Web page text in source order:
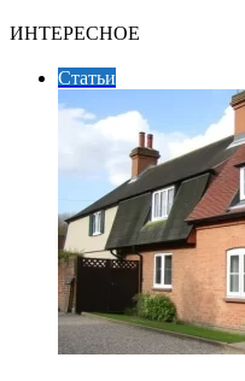
ИНТЕРЕСНОЕ
Статьи